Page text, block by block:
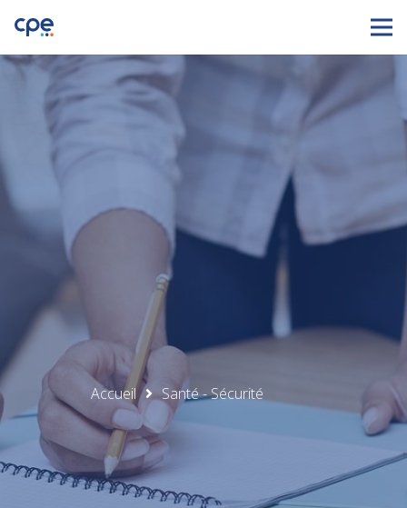
Accueil Santé - Sécurité